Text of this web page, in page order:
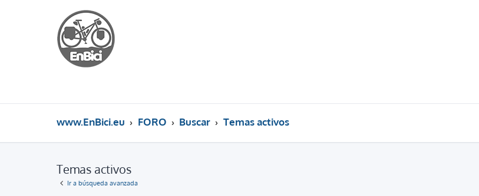
www.EnBici.eu FORO Buscar Temas activos
Temas activos
Ir a búsqueda avanzada